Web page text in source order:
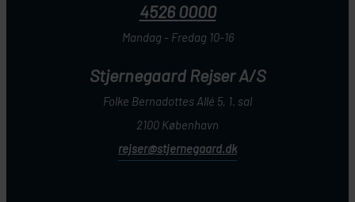
4526 0000
Mandag - Fredag 10-16
Stjernegaard Rejser A/S
Folke Bernadottes Allé 5, 1. sal
2100 København
rejser@stjernegaard.dk